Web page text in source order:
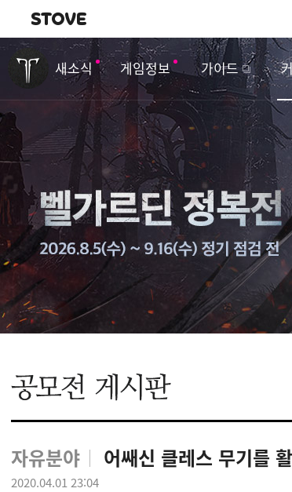
내비게이션
새소식 게임정보 가이드
이
&
업
데
이
트
자유분야 어쌔신 클레스 무기를
2020.04.01 23:04